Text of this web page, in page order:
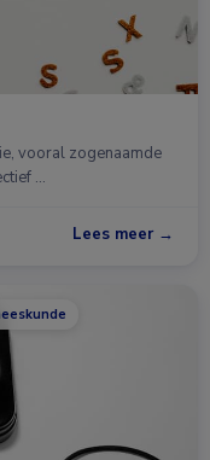
vooral zogenaamde
…
Lees meer →